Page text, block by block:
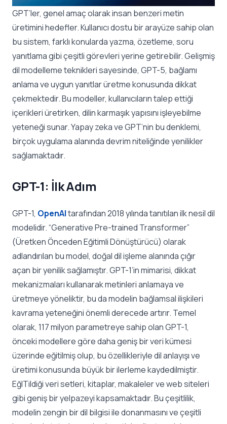
GPT’ler, genel amaç olarak insan benzeri metin
üretimini hedefler. Kullanıcı dostu bir arayüze sahip olan
bu sistem, farklı konularda yazma, özetleme, soru
yanıtlama gibi çeşitli görevleri yerine getirebilir. Gelişmiş
dil modelleme teknikleri sayesinde, GPT-5, bağlamı
anlama ve uygun yanıtlar üretme konusunda dikkat
çekmektedir. Bu modeller, kullanıcıların talep ettiği
içerikleri üretirken, dilin karmaşık yapısını işleyebilme
yeteneği sunar. Yapay zeka ve GPT’nin bu denklemi,
birçok uygulama alanında devrim niteliğinde yenilikler
sağlamaktadır.
GPT-1: İlk Adım
GPT-1, OpenAItarafından 2018 yılında tanıtılan ilk nesil dil
modelidir. “Generative Pre-trained Transformer”
(Üretken Önceden Eğitimli Dönüştürücü) olarak
adlandırılan bu model, doğal dil işleme alanında çığır
açan bir yenilik sağlamıştır. GPT-1’in mimarisi, dikkat
mekanizmaları kullanarak metinleri anlamaya ve
üretmeye yöneliktir, bu da modelin bağlamsal ilişkileri
kavrama yeteneğini önemli derecede artırır. Temel
olarak, 117 milyon parametreye sahip olan GPT-1,
önceki modellere göre daha geniş bir veri kümesi
üzerinde eğitilmiş olup, bu özellikleriyle dil anlayışı ve
üretimi konusunda büyük bir ilerleme kaydedilmiştir.
EğITildiği veri setleri, kitaplar, makaleler ve web siteleri
gibi geniş bir yelpazeyi kapsamaktadır. Bu çeşitlilik,
modelin zengin bir dil bilgisi ile donanmasını ve çeşitli